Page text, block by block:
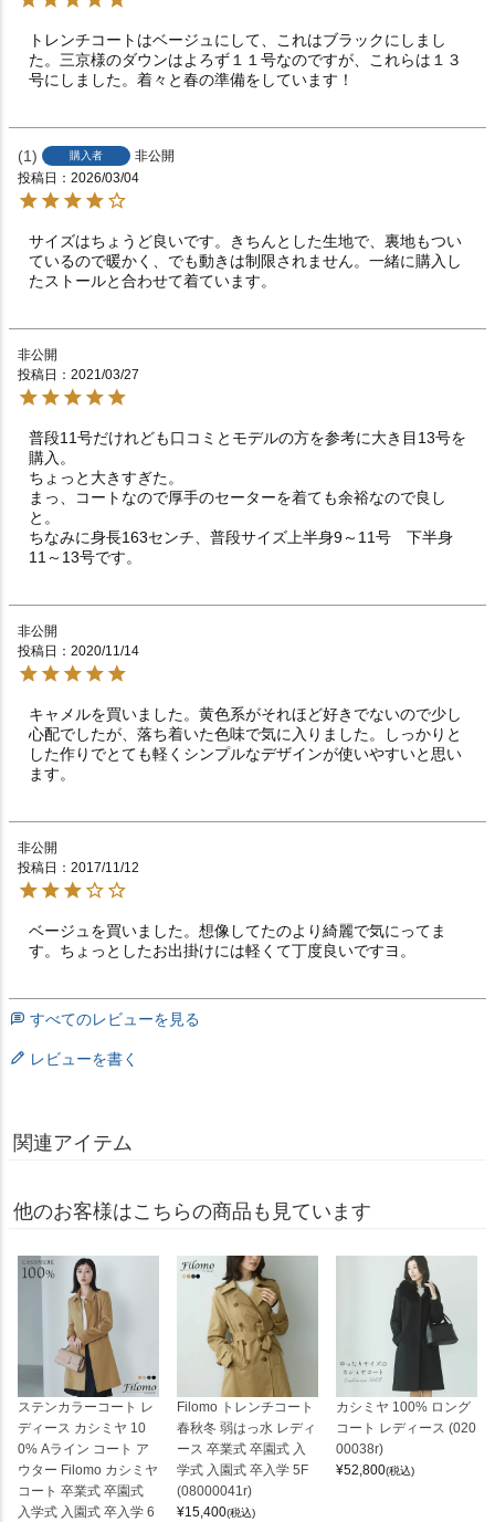
トレンチコートはベージュにして、これはブラックにしまし
た。三京様のダウンはよろず１１号なのですが、これらは１３
号にしました。着々と春の準備をしています！
1 購入者
非公開
投稿日
2026/03/04
サイズはちょうど良いです。きちんとした生地で、裏地もつい
ているので暖かく、でも動きは制限されません。一緒に購入し
たストールと合わせて着ています。
非公開
投稿日
2021/03/27
普段11号だけれども口コミとモデルの方を参考に大き目13号を
購入。
ちょっと大きすぎた。
まっ、コートなので厚手のセーターを着ても余裕なので良し
と。
ちなみに身長163センチ、普段サイズ上半身9～11号　下半身
11～13号です。
非公開
投稿日
2020/11/14
キャメルを買いました。黄色系がそれほど好きでないので少し
心配でしたが、落ち着いた色味で気に入りました。しっかりと
した作りでとても軽くシンプルなデザインが使いやすいと思い
ます。
非公開
投稿日
2017/11/12
ベージュを買いました。想像してたのより綺麗で気にってま
す。ちょっとしたお出掛けには軽くて丁度良いですヨ。
すべてのレビューを見る
レビューを書く
関連アイテム
他のお客様はこちらの商品も見ています
ステンカラーコート レ
ディース カシミヤ 10
0% Aライン コート ア
ウター Filomo カシミヤ
コート 卒業式 卒園式
入学式 入園式 卒入学 6
Filomo トレンチコート
春秋冬 弱はっ水 レディ
ース 卒業式 卒園式 入
学式 入園式 卒入学 5F
(08000041r)
¥15,400(税込)
カシミヤ 100% ロング
コート レディース (020
00038r)
¥52,800(税込)